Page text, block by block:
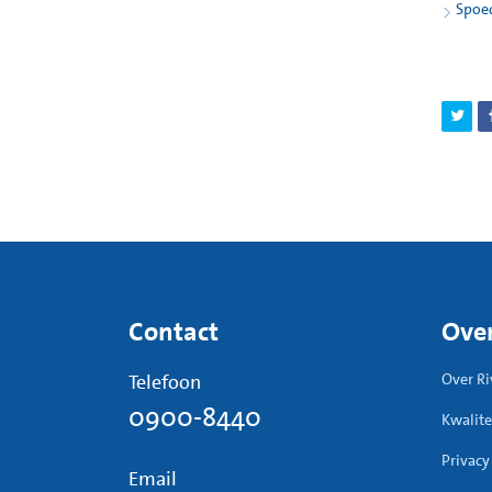
U
Contact
Telefoon
0900-8440
Email
Over
Privacy